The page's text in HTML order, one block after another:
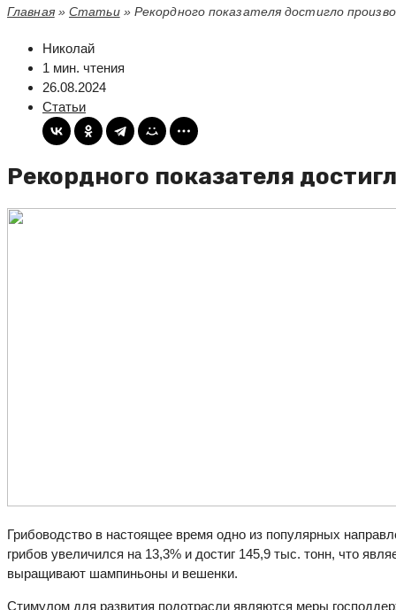
Главная»Статьи» Рекордного показателя достигло
Николай
1 мин. чтения
26.08.2024
Статьи
Рекордного показателя
Грибоводство в настоящее время одно из популярных
грибов увеличился на 13,3% и достиг 145,9 тыс. тонн, что
выращивают шампиньоны и вешенки.
Стимулом для развития подотрасли являются меры